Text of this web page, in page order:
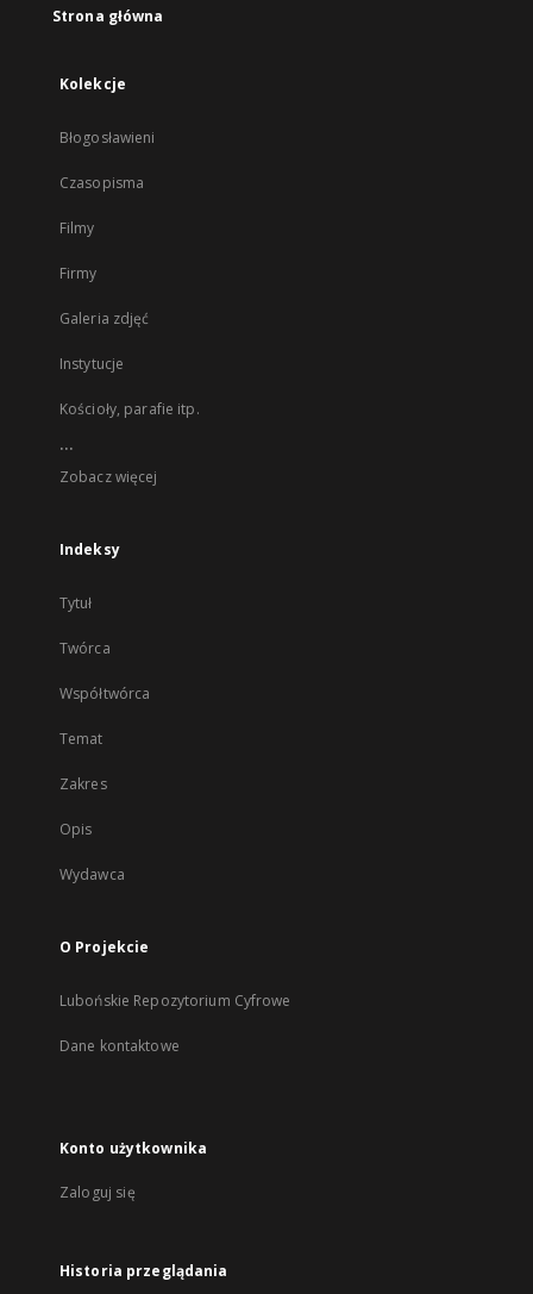
Strona główna
Kolekcje
Błogosławieni
Czasopisma
Filmy
Firmy
Galeria zdjęć
Instytucje
Kościoły, parafie itp.
...
Zobacz więcej
Indeksy
Tytuł
Twórca
Współtwórca
Temat
Zakres
Opis
Wydawca
O Projekcie
Lubońskie Repozytorium Cyfrowe
Dane kontaktowe
Konto użytkownika
Zaloguj się
Historia przeglądania